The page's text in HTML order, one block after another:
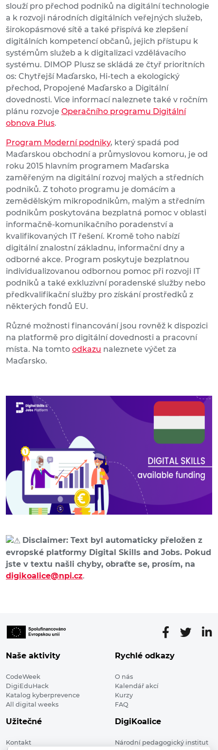
slouží pro přechod podniků na digitální technologie
a k rozvoji národních digitálních veřejných služeb,
širokopásmové sítě a také přispívá ke zlepšení
digitálních kompetencí občanů, jejich přístupu k
systémům služeb a k digitalizaci vzdělávacího
systému. DIMOP Plusz se skládá ze čtyř prioritních
os: Chytřejší Maďarsko, Hi-tech a ekologický
přechod, Propojené Maďarsko a Digitální
dovednosti. Více informací naleznete také v ročním
plánu rozvoje Operačního programu Digitální
obnova Plus.
Program Moderní podniky, který spadá pod
Maďarskou obchodní a průmyslovou komoru, je od
roku 2015 hlavním programem Maďarska
zaměřeným na digitální rozvoj malých a středních
podniků. Z tohoto programu je domácím a
zemědělským mikropodnikům, malým a středním
podnikům poskytována bezplatná pomoc v oblasti
informačně-komunikačního poradenství a
kvalifikovaných IT řešení. Kromě toho nabízí
digitální znalostní základnu, informační dny a
odborné akce. Program poskytuje bezplatnou
individualizovanou odbornou pomoc při rozvoji IT
podniků a také exkluzivní poradenské služby nebo
předkvalifikační služby pro získání prostředků z
některých fondů EU.
Různé možnosti financování jsou rovněž k dispozici
na platformě pro digitální dovednosti a pracovní
místa. Na tomto odkazu naleznete výčet za
Maďarsko.
Disclaimer: Text byl automaticky přeložen z
evropské platformy Digital Skills and Jobs. Pokud
jste v textu našli chyby, obraťte se, prosím, na
digikoalice@npi.cz.
Naše aktivity
CodeWeek
DigiEduHack
Katalog kyberprevence
All digital weeks
Rychlé odkazy
O nás
Kalendář akcí
Kurzy
FAQ
Užitečné
Kontakt
DigiKoalice
Národní pedagogický institut